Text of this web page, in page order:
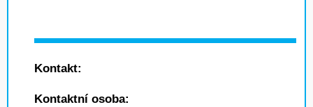
Kontakt:
Kontaktní osoba: